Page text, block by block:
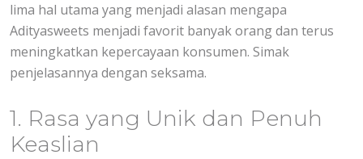
lima hal utama yang menjadi alasan mengapa
Adityasweets menjadi favorit banyak orang dan terus
meningkatkan kepercayaan konsumen. Simak
penjelasannya dengan seksama.
1. Rasa yang Unik dan Penuh
Keaslian